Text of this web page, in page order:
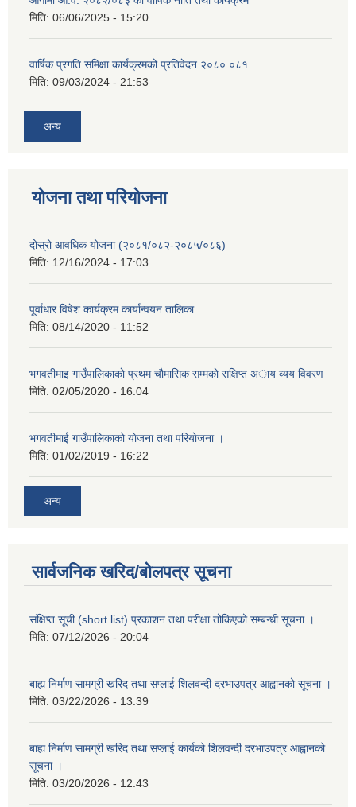
मिति: 06/06/2025 - 15:20
वार्षिक प्रगति समिक्षा कार्यक्रमको प्रतिवेदन २०८०.०८१
मिति: 09/03/2024 - 21:53
अन्य
योजना तथा परियोजना
दोस्रो आवधिक योजना (२०८१/०८२-२०८५/०८६)
मिति: 12/16/2024 - 17:03
पूर्वाधार विषेश कार्यक्रम कार्यान्वयन तालिका
मिति: 08/14/2020 - 11:52
भगवतीमाइ गाउँपालिकाकाे प्रथम चाैमासिक सम्मकाे सक्षिप्त अाय व्यय विवरण
मिति: 02/05/2020 - 16:04
भगवतीमाई गाउँपालिकाको याेजना तथा परियाेजना ।
मिति: 01/02/2019 - 16:22
अन्य
सार्वजनिक खरिद/बोलपत्र सूचना
संक्षिप्त सूची (short list) प्रकाशन तथा परीक्षा तोकिएको सम्बन्धी सूचना ।
मिति: 07/12/2026 - 20:04
बाह्य निर्माण सामग्री खरिद तथा सप्लाई शिलवन्दी दरभाउपत्र आह्वानको सूचना ।
मिति: 03/22/2026 - 13:39
बाह्य निर्माण सामग्री खरिद तथा सप्लाई कार्यको शिलवन्दी दरभाउपत्र आह्वानको
सूचना ।
मिति: 03/20/2026 - 12:43